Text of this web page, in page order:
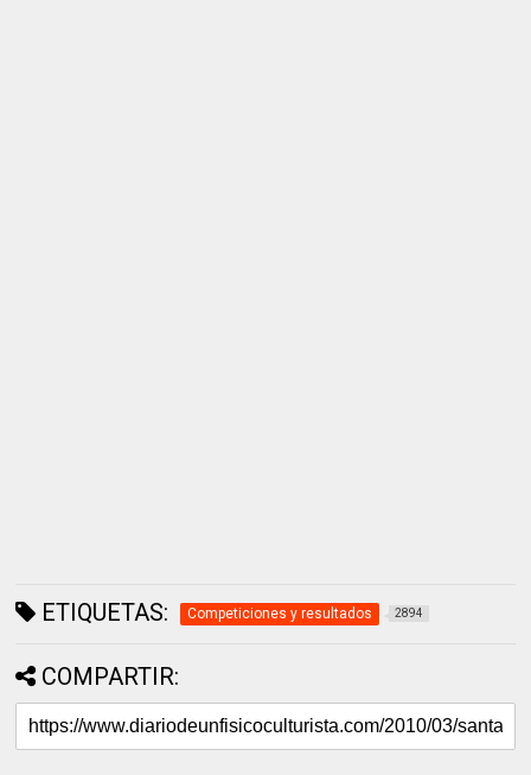
ETIQUETAS: Competiciones y resultados 2894
COMPARTIR: